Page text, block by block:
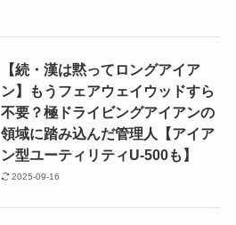
【続・漢は黙ってロングアイア
ン】もうフェアウェイウッドすら
不要？極ドライビングアイアンの
領域に踏み込んだ管理人【アイア
ン型ユーティリティU‐500も】
2025-09-16